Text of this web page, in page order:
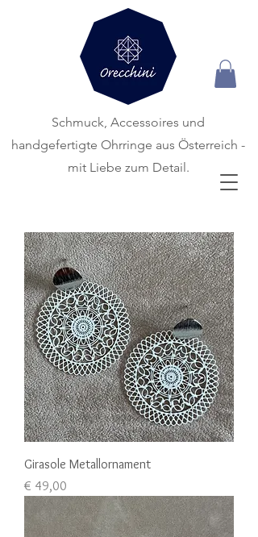
Schmuck, Accessoires und
handgefertigte Ohrringe aus Österreich -
mit Liebe zum Detail.
Girasole Metallornament
Preis
€ 49,00